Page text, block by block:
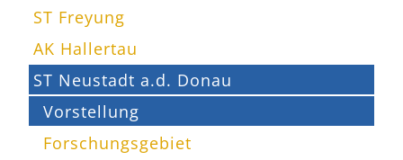
ST Freyung
AK Hallertau
ST Neustadt a.d. Donau
Vorstellung
Forschungsgebiet